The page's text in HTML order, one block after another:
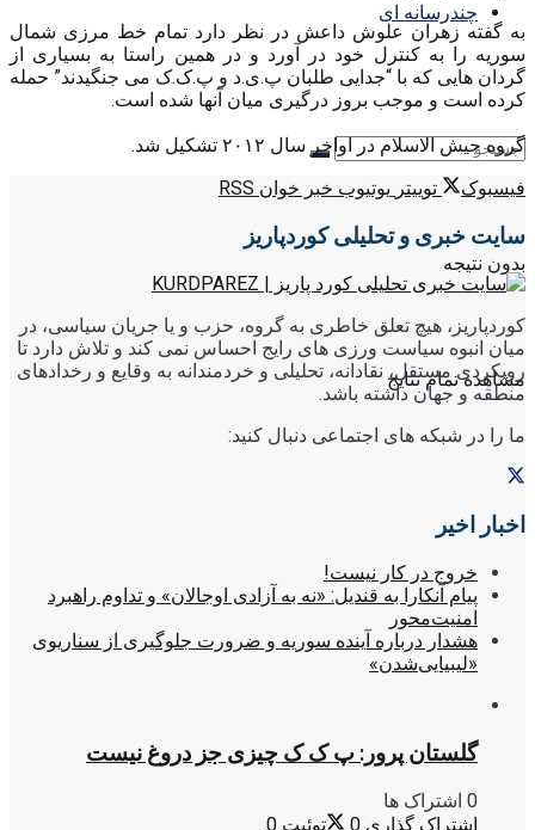
چندرسانه ای
بدون نتیجه
مشاهده تمام نتایج
به گفته زهران علوش داعش در نظر دارد تمام خط مرزی شمال
سوریه را به کنترل خود در آورد و در همین راستا به بسیاری از
گردان هایی که با “جدایی طلبان پ.ی.د و پ.ک.ک می جنگیدند” حمله
کرده است و موجب بروز درگیری میان آنها شده است.
گروه جیش الاسلام در اواخر سال ۲۰۱۲ تشکیل شد.
فیسبوک
توییتر یوتیوب خبر خوان RSS
سایت خبری و تحلیلی کوردپاریز
کوردپاریز، هیچ تعلق خاطری به گروه، حزب و یا جریان سیاسی، در
میان انبوه سیاست ورزی های رایج احساس نمی کند و تلاش دارد تا
رویکردی مستقل، نقادانه، تحلیلی و خردمندانه به وقایع و رخدادهای
منطقه و جهان داشته باشد.
ما را در شبکه های اجتماعی دنبال کنید:
اخبار اخیر
خروج در کار نیست!
پیام آنکارا به قندیل: «نه به آزادی اوجالان» و تداوم راهبرد
امنیت‌محور
هشدار درباره آینده سوریه و ضرورت جلوگیری از سناریوی
«لیبیایی‌شدن»
گلستان پرور: پ ک ک چیزی جز دروغ نیست
0 اشتراک ها
اشتراک گذاری 0 توئیت 0